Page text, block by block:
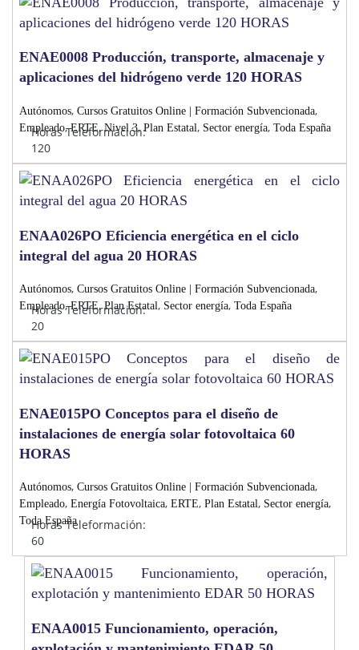
ENAE0008 Producción, transporte, almacenaje y
aplicaciones del hidrógeno verde 120 HORAS
Autónomos, Cursos Gratuitos Online | Formación Subvencionada,
Empleado,ERTE,Nivel 3,Plan Estatal, Sector energía, Toda España
Horas Teleformación:
120
ENAA026PO Eficiencia energética en el ciclo
integral del agua 20 HORAS
Autónomos, Cursos Gratuitos Online | Formación Subvencionada,
Empleado,ERTE,Plan Estatal, Sector energía, Toda España
Horas Teleformación:
20
ENAE015PO Conceptos para el diseño de
instalaciones de energía solar fotovoltaica 60
HORAS
Autónomos, Cursos Gratuitos Online | Formación Subvencionada,
Empleado, Energía Fotovoltaica, ERTE, Plan Estatal, Sector energía,
Toda España
Horas Teleformación:
60
ENAA0015 Funcionamiento, operación,